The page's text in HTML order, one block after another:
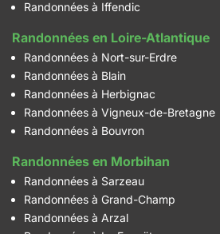
Randonnées à Iffendic
Randonnées en Loire-Atlantique
Randonnées à Nort-sur-Erdre
Randonnées à Blain
Randonnées à Herbignac
Randonnées à Vigneux-de-Bretagne
Randonnées à Bouvron
Randonnées en Morbihan
Randonnées à Sarzeau
Randonnées à Grand-Champ
Randonnées à Arzal